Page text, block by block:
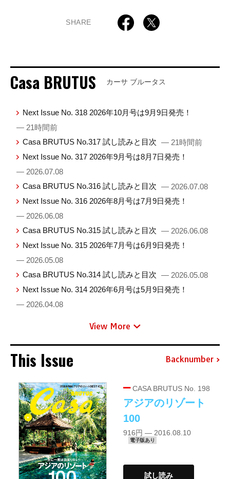
SHARE
Casa BRUTUS カーサ ブルータス
Next Issue No. 318 2026年10月号は9月9日発売！
— 21時間前
Casa BRUTUS No.317 試し読みと目次 — 21時間前
Next Issue No. 317 2026年9月号は8月7日発売！
— 2026.07.08
Casa BRUTUS No.316 試し読みと目次 — 2026.07.08
Next Issue No. 316 2026年8月号は7月9日発売！
— 2026.06.08
Casa BRUTUS No.315 試し読みと目次 — 2026.06.08
Next Issue No. 315 2026年7月号は6月9日発売！
— 2026.05.08
Casa BRUTUS No.314 試し読みと目次 — 2026.05.08
Next Issue No. 314 2026年6月号は5月9日発売！
— 2026.04.08
View More
This Issue Backnumber
CASA BRUTUS No. 198
アジアのリゾート
100
916円 — 2016.08.10
電子版あり
試し読み